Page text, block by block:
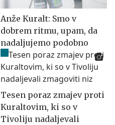
Anže Kuralt: Smo v
dobrem ritmu, upam, da
nadaljujemo podobno
Tesen poraz zmajev proti
Kuraltovim, ki so v
Tivoliju nadaljevali